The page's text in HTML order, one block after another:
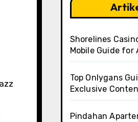
Shorelines
Mobile Guide for
Top Onlygans
Exclusive
Pindahan